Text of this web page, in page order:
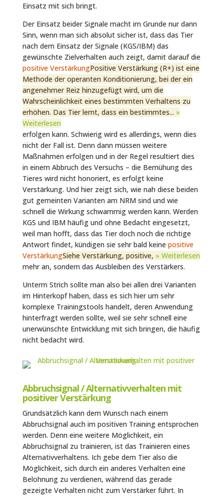
Einsatz mit sich bringt.
Der Einsatz beider Signale macht im Grunde nur dann
Sinn, wenn man sich absolut sicher ist, dass das Tier
nach dem Einsatz der Signale (KGS/IBM) das
gewünschte Zielverhalten auch zeigt, damit darauf die
positive VerstärkungPositive Verstärkung (R+) ist eine
Methode der operanten Konditionierung, bei der ein
angenehmer Reiz hinzugefügt wird, um die
Wahrscheinlichkeit eines bestimmten Verhaltens zu
erhöhen. Das Tier lernt, dass ein bestimmtes... »
Weiterlesen
erfolgen kann. Schwierig wird es allerdings, wenn dies
nicht der Fall ist. Denn dann müssen weitere
Maßnahmen erfolgen und in der Regel resultiert dies
in einem Abbruch des Versuchs – die Bemühung des
Tieres wird nicht honoriert, es erfolgt keine
Verstärkung. Und hier zeigt sich, wie nah diese beiden
gut gemeinten Varianten am NRM sind und wie
schnell die Wirkung schwammig werden kann. Werden
KGS und IBM häufig und ohne Bedacht eingesetzt,
weil man hofft, dass das Tier doch noch die richtige
Antwort findet, kündigen sie sehr bald keine positive
VerstärkungSiehe Verstärkung, positive, » Weiterlesen
mehr an, sondern das Ausbleiben des Verstärkers.
Unterm Strich sollte man also bei allen drei Varianten
im Hinterkopf haben, dass es sich hier um sehr
komplexe Trainingstools handelt, deren Anwendung
hinterfragt werden sollte, weil sie sehr schnell eine
unerwünschte Entwicklung mit sich bringen, die häufig
nicht bedacht wird.
Abbruchsignal / Alternativverhalten mit
positiver Verstärkung
Grundsätzlich kann dem Wunsch nach einem
Abbruchsignal auch im positiven Training entsprochen
werden. Denn eine weitere Möglichkeit, ein
Abbruchsignal zu trainieren, ist das Trainieren eines
Alternativverhaltens. Ich gebe dem Tier also die
Möglichkeit, sich durch ein anderes Verhalten eine
Belohnung zu verdienen, während das gerade
gezeigte Verhalten nicht zum Verstärker führt. In